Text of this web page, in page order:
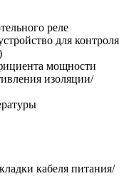
реле
для контроля
мощности
изоляции/
кабеля питания/